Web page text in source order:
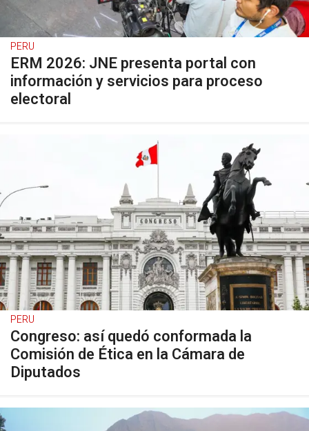
PERU
ERM 2026: JNE presenta portal con
información y servicios para proceso
electoral
PERU
Congreso: así quedó conformada la
Comisión de Ética en la Cámara de
Diputados